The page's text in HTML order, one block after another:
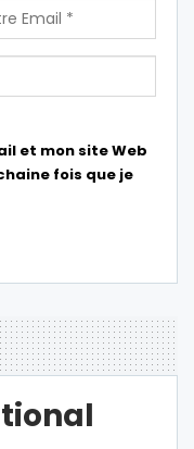
et mon site Web
fois que je